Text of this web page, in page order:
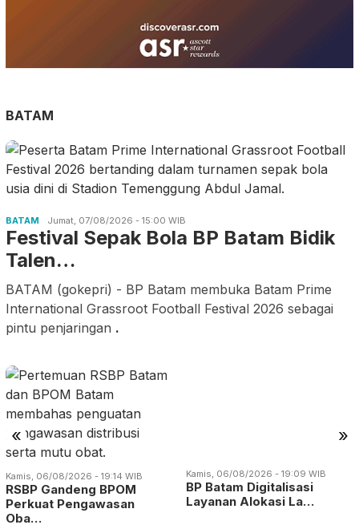
BATAM
BATAM Jumat, 07/08/2026 - 15:00 WIB
Festival Sepak Bola BP Batam Bidik
Talen…
BATAM (gokepri) - BP Batam membuka Batam Prime
International Grassroot Football Festival 2026 sebagai
pintu penjaringan .
« »
Kamis, 06/08/2026 - 19:14 WIB
RSBP Gandeng BPOM
Perkuat Pengawasan
Oba…
Kamis, 06/08/2026 - 19:09 WIB
BP Batam Digitalisasi
Layanan Alokasi La…